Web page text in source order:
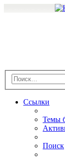
Ссылки
Темы
Поиск